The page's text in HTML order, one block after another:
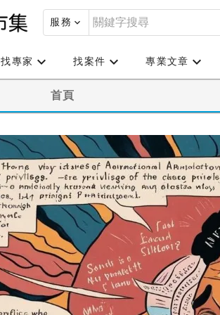
服務
找專家 找案件 專業文章
首頁